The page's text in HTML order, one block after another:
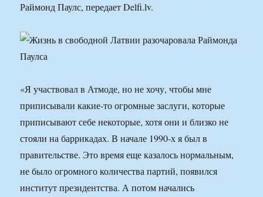
Раймонд Паулс, передает Delfi.lv.
«Я участвовал в Атмоде, но не хочу, чтобы мне
приписывали какие-то огромные заслуги, которые
приписывают себе некоторые, хотя они и близко не
стояли на баррикадах. В начале 1990-х я был в
правительстве. Это время еще казалось нормальным,
не было огромного количества партий, появился
институт президентства. А потом начались